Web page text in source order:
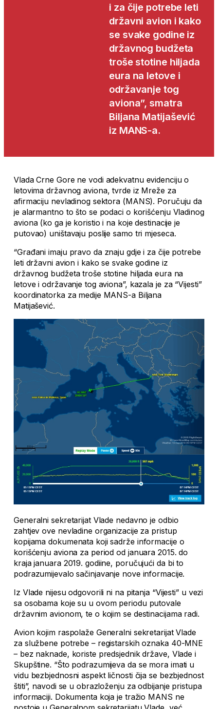
i za čije potrebe leti
državni avion i kako
se svake godine iz
državnog budžeta
troše stotine hiljada
eura na letove i
održavanje tog
aviona”, smatra
Biljana Matijašević
iz MANS-a.
Vlada Crne Gore ne vodi adekvatnu evidenciju o
letovima državnog aviona, tvrde iz Mreže za
afirmaciju nevladinog sektora (MANS). Poručuju da
je alarmantno to što se podaci o korišćenju Vladinog
aviona (ko ga je koristio i na koje destinacije je
putovao) uništavaju poslije samo tri mjeseca.
“Građani imaju pravo da znaju gdje i za čije potrebe
leti državni avion i kako se svake godine iz
državnog budžeta troše stotine hiljada eura na
letove i održavanje tog aviona”, kazala je za “Vijesti”
koordinatorka za medije MANS-a Biljana
Matijašević.
Generalni sekretarijat Vlade nedavno je odbio
zahtjev ove nevladine organizacije za pristup
kopijama dokumenata koji sadrže informacije o
korišćenju aviona za period od januara 2015. do
kraja januara 2019. godiine, poručujući da bi to
podrazumijevalo sačinjavanje nove informacije.
Iz Vlade nijesu odgovorili ni na pitanja “Vijesti” u vezi
sa osobama koje su u ovom periodu putovale
državnim avionom, te o kojim se destinacijama radi.
Avion kojim raspolaže Generalni sekretarijat Vlade
za službene potrebe – registarskih oznaka 40-MNE
– bez naknade, koriste predsjednik države, Vlade i
Skupštine. “Što podrazumijeva da se mora imati u
vidu bezbjednosni aspekt ličnosti čija se bezbjednost
štiti”, navodi se u obrazloženju za odbijanje pristupa
informaciji. Dokumenta koja je tražio MANS ne